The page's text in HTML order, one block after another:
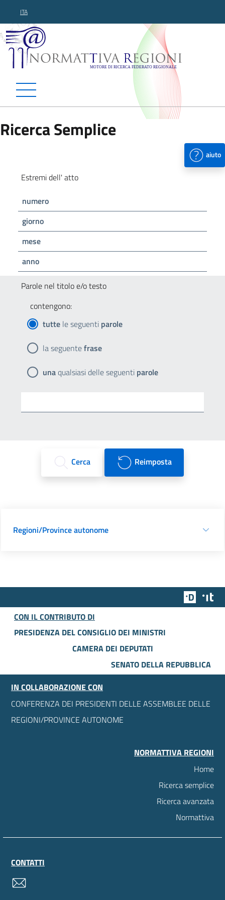
ITA
Normattiva Regioni -
Ricerca Semplice
aiuto
Estremi dell' atto
numero
giorno
mese
anno
Parole nel titolo e/o testo
contengono:
tutte le seguenti parole
la seguentefrase
unaqualsiasi delle seguenti parole
Cerca Reimposta
Regioni/Province autonome
Team
CON IL CONTRIBUTO DI
PRESIDENZA DEL CONSIGLIO DEI MINISTRI
CAMERA DEI DEPUTATI
SENATO DELLA REPUBBLICA
IN COLLABORAZIONE CON
CONFERENZA DEI PRESIDENTI DELLE ASSEMBLEE DELLE
REGIONI/PROVINCE AUTONOME
NORMATTIVA REGIONI
Home
Ricerca semplice
Ricerca avanzata
Normattiva
CONTATTI